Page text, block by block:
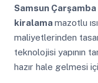
Samsun Çarşamba
kiralamamazotlu
maliyetlerinden
teknolojisi yapının
hazır hale gelmesi